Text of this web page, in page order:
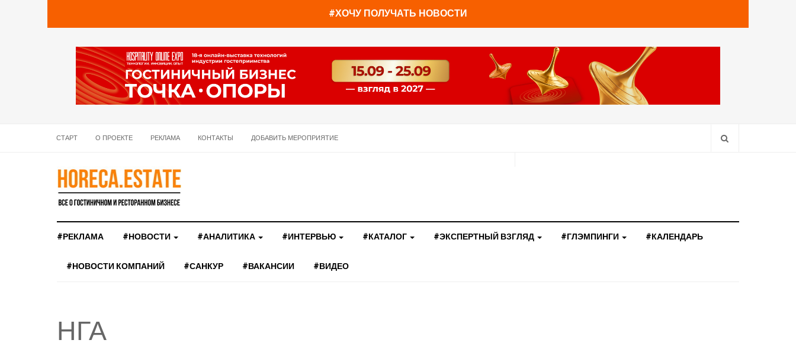
#ХОЧУ ПОЛУЧАТЬ НОВОСТИ
СТАРТ О ПРОЕКТЕ РЕКЛАМА КОНТАКТЫ ДОБАВИТЬ МЕРОПРИЯТИЕ
#РЕКЛАМА #НОВОСТИ #АНАЛИТИКА #ИНТЕРВЬЮ #КАТАЛОГ #ЭКСПЕРТНЫЙ ВЗГЛЯД #ГЛЭМПИНГИ #КАЛЕНДАРЬ
#НОВОСТИ КОМПАНИЙ #САНКУР #ВАКАНСИИ #ВИДЕО
НГА